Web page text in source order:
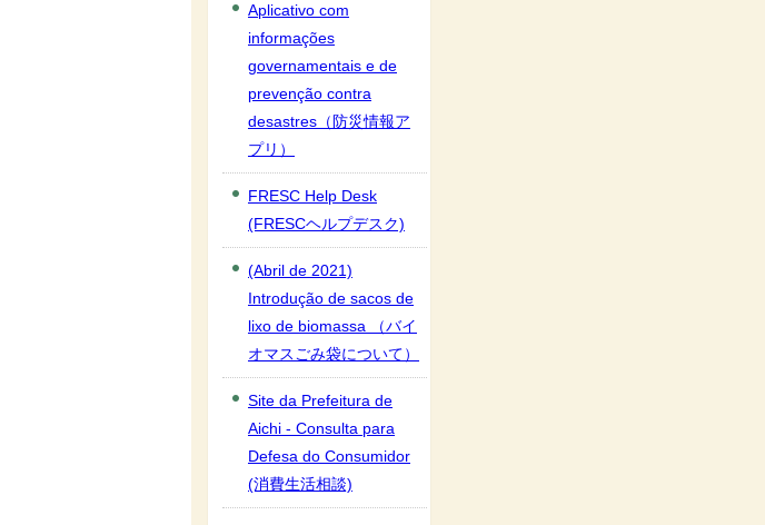
Aplicativo com
informações
governamentais e de
prevenção contra
desastres（防災情報ア
プリ）
FRESC Help Desk
(FRESCヘルプデスク)
(Abril de 2021)
Introdução de sacos de
lixo de biomassa （バイ
オマスごみ袋について）
Site da Prefeitura de
Aichi - Consulta para
Defesa do Consumidor
(消費生活相談)